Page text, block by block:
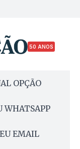
50 ANOS
OPÇÃO
WHATSAPP
EMAIL